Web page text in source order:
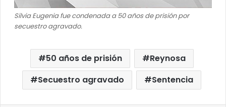
Silvia Eugenia fue condenada a 50 años de prisión por
secuestro agravado.
50 años de prisión
Reynosa
Secuestro agravado
Sentencia